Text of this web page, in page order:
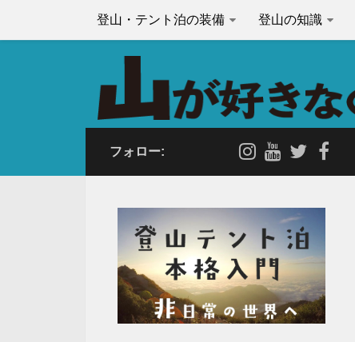
登山・テント泊の装備 登山の知識
フォロー: